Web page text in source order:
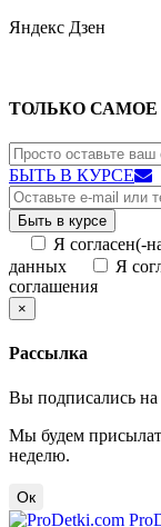
Яндекс Дзен
ТОЛЬКО
БЫТЬ В КУРСЕ
Я согласен(-
данных
Я
соглашения
×
Рассылка
Вы подписались на
Мы будем
неделю.
Ок